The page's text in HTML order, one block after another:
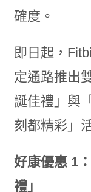
確度。
即日起，
定通路推出
誕佳禮」與
刻都精彩」
好康優惠 1
禮」